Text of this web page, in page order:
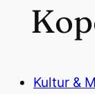
Kultur &